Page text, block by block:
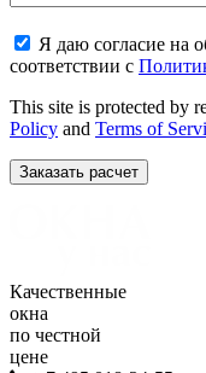
Я даю согласие на
соответствии с
This site is protected by
Policy and Terms of
Качественные
окна
по честной
цене